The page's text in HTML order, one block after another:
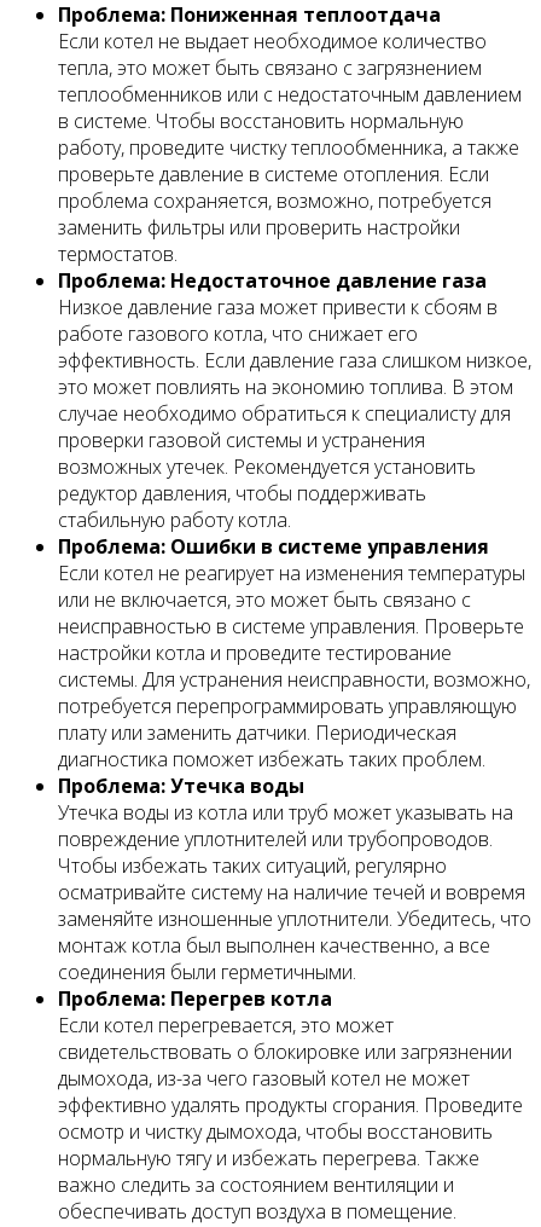
Проблема: Пониженная теплоотдача
Если котел не выдает необходимое количество
тепла, это может быть связано с загрязнением
теплообменников или с недостаточным давлением
в системе. Чтобы восстановить нормальную
работу, проведите чистку теплообменника, а также
проверьте давление в системе отопления. Если
проблема сохраняется, возможно, потребуется
заменить фильтры или проверить настройки
термостатов.
Проблема: Недостаточное давление газа
Низкое давление газа может привести к сбоям в
работе газового котла, что снижает его
эффективность. Если давление газа слишком низкое,
это может повлиять на экономию топлива. В этом
случае необходимо обратиться к специалисту для
проверки газовой системы и устранения
возможных утечек. Рекомендуется установить
редуктор давления, чтобы поддерживать
стабильную работу котла.
Проблема: Ошибки в системе управления
Если котел не реагирует на изменения температуры
или не включается, это может быть связано с
неисправностью в системе управления. Проверьте
настройки котла и проведите тестирование
системы. Для устранения неисправности, возможно,
потребуется перепрограммировать управляющую
плату или заменить датчики. Периодическая
диагностика поможет избежать таких проблем.
Проблема: Утечка воды
Утечка воды из котла или труб может указывать на
повреждение уплотнителей или трубопроводов.
Чтобы избежать таких ситуаций, регулярно
осматривайте систему на наличие течей и вовремя
заменяйте изношенные уплотнители. Убедитесь, что
монтаж котла был выполнен качественно, а все
соединения были герметичными.
Проблема: Перегрев котла
Если котел перегревается, это может
свидетельствовать о блокировке или загрязнении
дымохода, из-за чего газовый котел не может
эффективно удалять продукты сгорания. Проведите
осмотр и чистку дымохода, чтобы восстановить
нормальную тягу и избежать перегрева. Также
важно следить за состоянием вентиляции и
обеспечивать доступ воздуха в помещение.